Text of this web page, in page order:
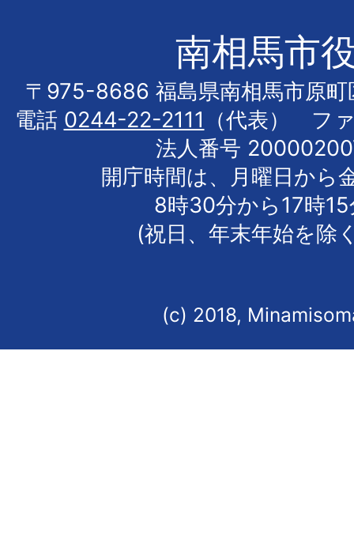
南相馬市
〒975-8686 福島県南相馬市原町
電話 0244-22-2111
（代表） フ
法人番号
開庁時間は、月曜日から
8時30分から17時
(祝日、年末年始を除
(c) 2018,